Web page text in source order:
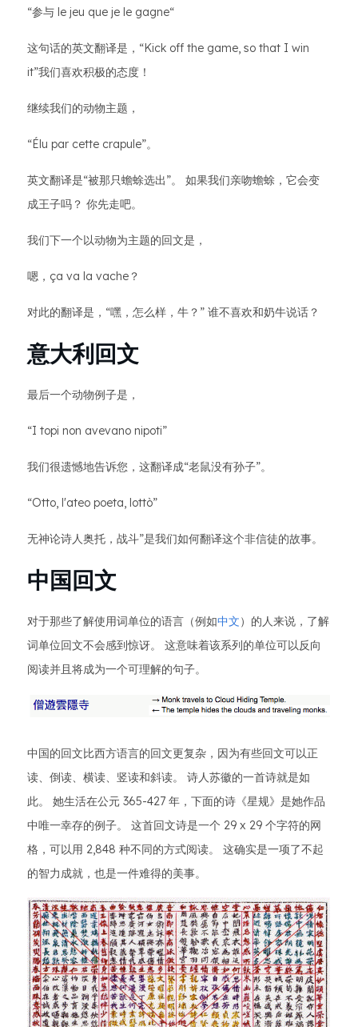
“参与 le jeu que je le gagne“
这句话的英文翻译是，“Kick off the game, so that I win
it”我们喜欢积极的态度！
继续我们的动物主题，
“Élu par cette crapule”。
英文翻译是“被那只蟾蜍选出”。 如果我们亲吻蟾蜍，它会变
成王子吗？ 你先走吧。
我们下一个以动物为主题的回文是，
嗯，ça va la vache？
对此的翻译是，“嘿，怎么样，牛？” 谁不喜欢和奶牛说话？
意大利回文
最后一个动物例子是，
“I topi non avevano nipoti”
我们很遗憾地告诉您，这翻译成“老鼠没有孙子”。
“Otto, l'ateo poeta, lottò”
无神论诗人奥托，战斗”是我们如何翻译这个非信徒的故事。
中国回文
对于那些了解使用词单位的语言（例如中文）的人来说，了解
词单位回文不会感到惊讶。 这意味着该系列的单位可以反向
阅读并且将成为一个可理解的句子。
中国的回文比西方语言的回文更复杂，因为有些回文可以正
读、倒读、横读、竖读和斜读。 诗人苏徽的一首诗就是如
此。 她生活在公元 365-427 年，下面的诗《星规》是她作品
中唯一幸存的例子。 这首回文诗是一个 29 x 29 个字符的网
格，可以用 2,848 种不同的方式阅读。 这确实是一项了不起
的智力成就，也是一件难得的美事。